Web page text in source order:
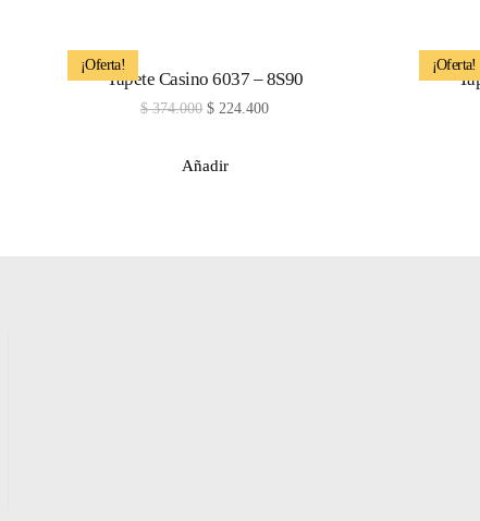
¡Oferta!
Tapete Casino 6037 – 8S90
$374.000 $ 224.400
Añadir
¡Oferta!